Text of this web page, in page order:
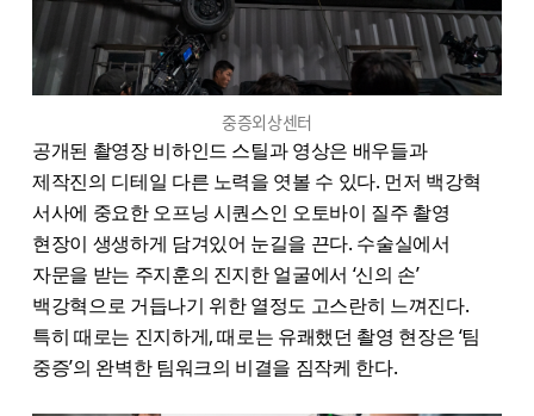
중증외상센터
공개된 촬영장 비하인드 스틸과 영상은 배우들과
제작진의 디테일 다른 노력을 엿볼 수 있다. 먼저 백강혁
서사에 중요한 오프닝 시퀀스인 오토바이 질주 촬영
현장이 생생하게 담겨있어 눈길을 끈다. 수술실에서
자문을 받는 주지훈의 진지한 얼굴에서 ‘신의 손’
백강혁으로 거듭나기 위한 열정도 고스란히 느껴진다.
특히 때로는 진지하게, 때로는 유쾌했던 촬영 현장은 ‘팀
중증’의 완벽한 팀워크의 비결을 짐작케 한다.